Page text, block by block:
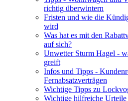
richtig überwintern
Fristen und wie die
wird
Was hat es mit den
auf sich?
Unwetter Sturm Hagel -
greift
Infos und Tipps -
Fernabsatzverträgen
Wichtige Tipps zu
Wichtige hilfreiche